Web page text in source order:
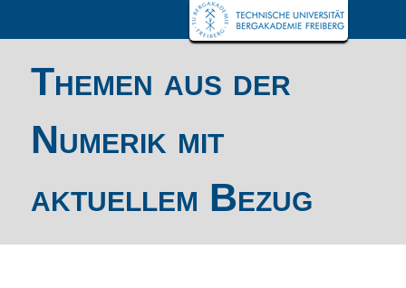
Themen aus der
Numerik mit
aktuellem Bezug